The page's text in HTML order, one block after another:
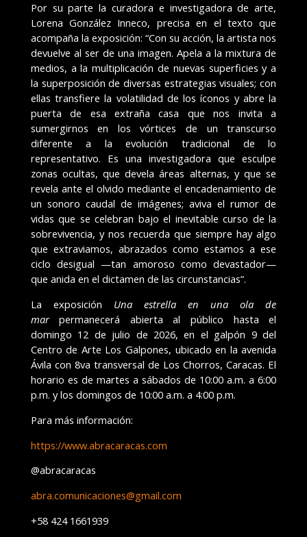
Por su parte la curadora e investigadora de arte,
Lorena González Inneco, precisa en el texto que
acompaña la exposición: “Con su acción, la artista nos
devuelve al ser de una imagen. Apela a la mixtura de
medios, a la multiplicación de nuevas superficies y a
la superposición de diversas estrategias visuales; con
ellas transfiere la volatilidad de los íconos y abre la
puerta de esa extraña casa que nos invita a
sumergirnos en los vórtices de un transcurso
diferente a la evolución tradicional de lo
representativo. Es una investigadora que esculpe
zonas ocultas, que devela áreas alternas, y que se
revela ante el olvido mediante el encadenamiento de
un sonoro caudal de imágenes; aviva el rumor de
vidas que se celebran bajo el inevitable curso de la
sobrevivencia, y nos recuerda que siempre hay algo
que extraviamos, abrazados como estamos a ese
ciclo desigual —tan amoroso como devastador—
que anida en el dictamen de las circunstancias”.
La exposición Una estrella en una ola de
marpermanecerá abierta al público hasta el
domingo 12 de julio de 2026, en el galpón 9 del
Centro de Arte Los Galpones, ubicado en la avenida
Ávila con 8va transversal de Los Chorros, Caracas. El
horario es de martes a sábados de 10:00 a.m. a 6:00
p.m. y los domingos de 10:00 a.m. a 4:00 p.m.
Para más información:
https://www.abracaracas.com
@abracaracas
abra.comunicaciones@gmail.com
+58 424 1661939